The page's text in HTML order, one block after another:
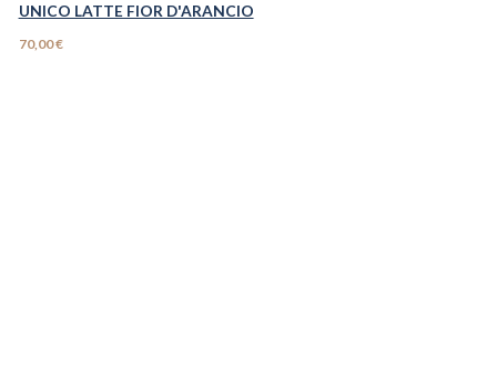
UNICO LATTE FIOR D'ARANCIO
70,00 €